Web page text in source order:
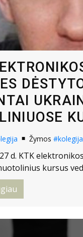
Žymos #kolegija
d. KTK
kursus